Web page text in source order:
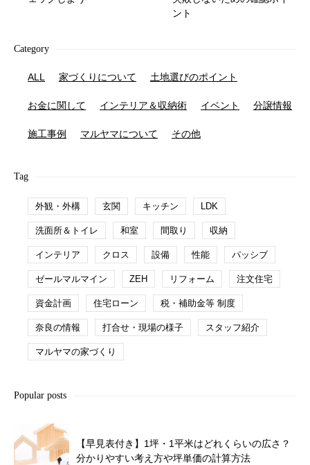
ント
Category
ALL 家づくりについて 土地選びのポイント
お金に関して インテリア＆収納術 イベント 分譲情報
施工事例 マルヤマについて その他
Tag
外観・外構 玄関 キッチン LDK
洗面所＆トイレ 和室 間取り 収納
インテリア クロス 設備 性能 パッシブ
ゼールマルマイン ZEH リフォーム 注文住宅
資金計画 住宅ローン 税・補助金等 制度
奈良の情報 打合せ・現場の様子 スタッフ紹介
マルヤマの家づくり
Popular posts
【早見表付き】1坪・1平米はどれくらいの広さ？
分かりやすい考え方や坪単価の計算方法